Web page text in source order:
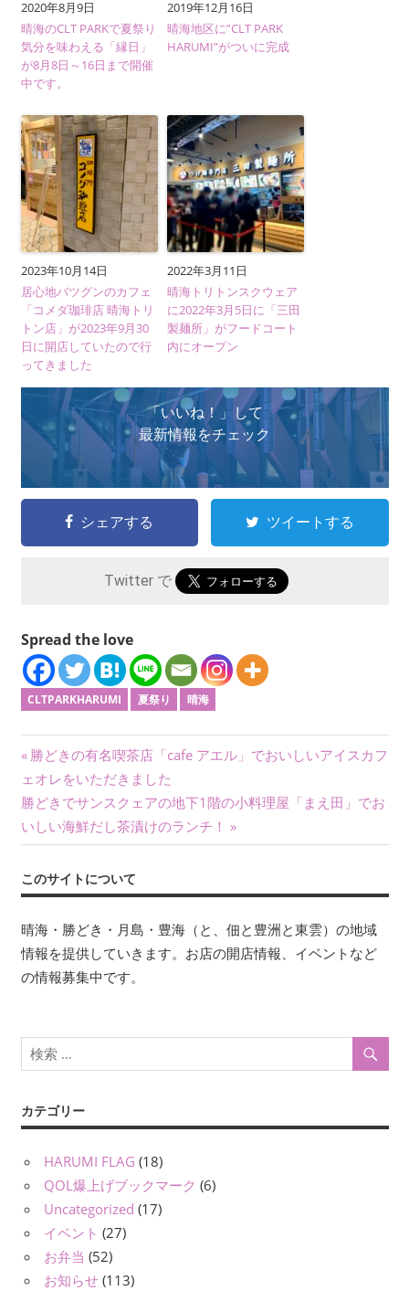
2020年8月9日
晴海のCLT PARKで夏祭り
気分を味わえる「縁日」
が8月8日～16日まで開催
中です。
2019年12月16日
晴海地区に”CLT PARK
HARUMI”がついに完成
2023年10月14日
居心地バツグンのカフェ
「コメダ珈琲店 晴海トリ
トン店」が2023年9月30
日に開店していたので行
ってきました
2022年3月11日
晴海トリトンスクウェア
に2022年3月5日に「三田
製麺所」がフードコート
内にオープン
「いいね！」して
最新情報をチェック
シェアする ツイートする
Twitter で
Spread the love
CLTPARKHARUMI 夏祭り 晴海
投
稿
ナ
ビ
ゲ
ー
シ
ン
前
の
記
事:
勝どきの有名喫茶店「cafe アエル」でおいしいアイスカフ
ェオレをいただきました
次
の
記
事:
勝どきでサンスクェアの地下1階の小料理屋「まえ田」でお
いしい海鮮だし茶漬けのランチ！
このサイトについて
晴海・勝どき・月島・豊海（と、佃と豊洲と東雲）の地域
情報を提供していきます。お店の開店情報、イベントなど
の情報募集中です。
カテゴリー
HARUMI FLAG (18)
QOL爆上げブックマーク (6)
Uncategorized (17)
イベント (27)
お弁当 (52)
お知らせ (113)